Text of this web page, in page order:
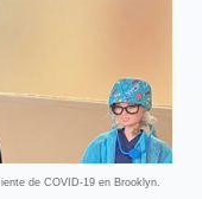
de COVID-19 en Brooklyn.